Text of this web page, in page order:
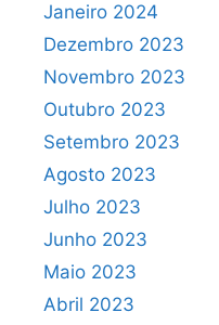
Janeiro 2024
Dezembro 2023
Novembro 2023
Outubro 2023
Setembro 2023
Agosto 2023
Julho 2023
Junho 2023
Maio 2023
Abril 2023